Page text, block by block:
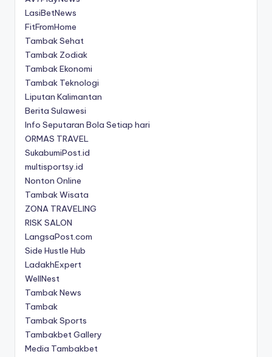
LasiBetNews
FitFromHome
Tambak Sehat
Tambak Zodiak
Tambak Ekonomi
Tambak Teknologi
Liputan Kalimantan
Berita Sulawesi
Info Seputaran Bola Setiap hari
ORMAS TRAVEL
SukabumiPost.id
multisportsy.id
Nonton Online
Tambak Wisata
ZONA TRAVELING
RISK SALON
LangsaPost.com
Side Hustle Hub
LadakhExpert
WellNest
Tambak News
Tambak
Tambak Sports
Tambakbet Gallery
Media Tambakbet